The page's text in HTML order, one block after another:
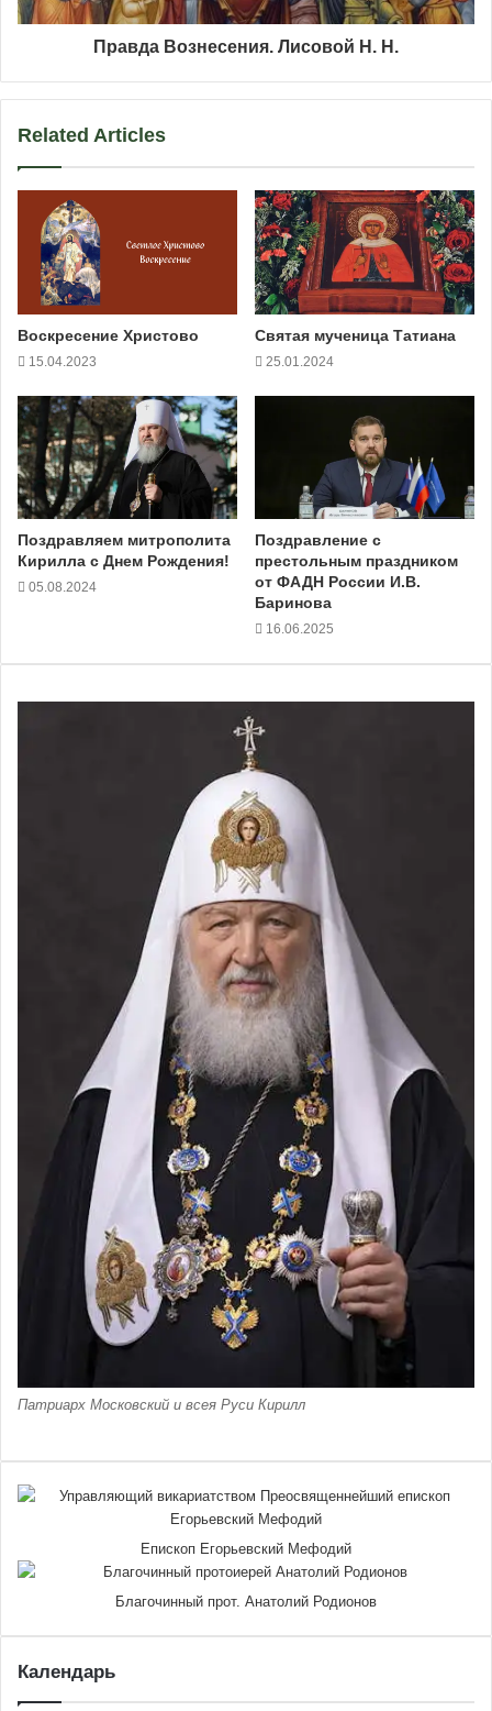
Правда Вознесения. Лисовой Н. Н.
Related Articles
Воскресение Христово
15.04.2023
Святая мученица Татиана
25.01.2024
Поздравляем митрополита
Кирилла с Днем Рождения!
05.08.2024
Поздравление с
престольным праздником
от ФАДН России И.В.
Баринова
16.06.2025
Патриарх Московский и всея Руси Кирилл
Епископ Егорьевский Мефодий
Благочинный прот. Анатолий Родионов
Календарь